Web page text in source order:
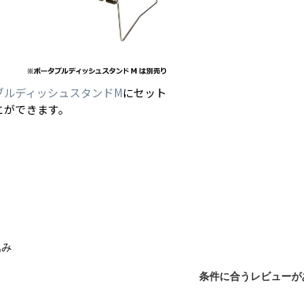
ディッシュスタンドMにセット
できます。